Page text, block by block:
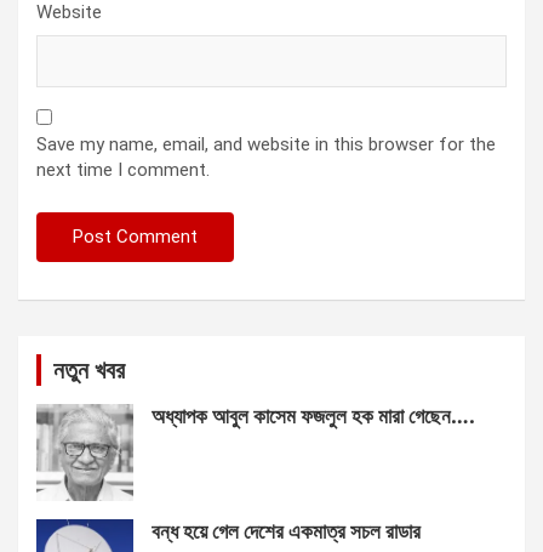
Website
Save my name, email, and website in this browser for the
next time I comment.
নতুন খবর
অধ্যাপক আবুল কাসেম ফজলুল হক মারা গেছেন….
বন্ধ হয়ে গেল দেশের একমাত্র সচল রাডার